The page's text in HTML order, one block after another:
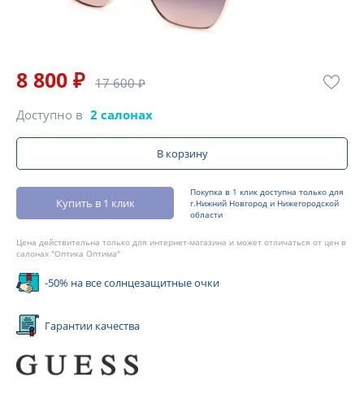
8 800 ₽ 17 600 ₽
Доступно в 2 салонах
В корзину
Купить в 1 клик
Покупка в 1 клик доступна только для
г.Нижний Новгород и Нижегородской
области
Цена действительна только для интернет-магазина и может отличаться от цен в
салонах "Оптика Оптима"
-50% на все солнцезащитные очки
Гарантии качества